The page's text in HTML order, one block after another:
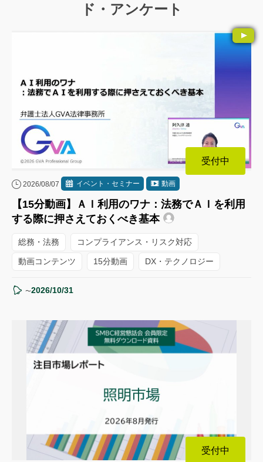
ド・アンケート
受付中
2026/08/07 イベント・セミナー 動画
【15分動画】ＡＩ利用のワナ：法務でＡＩを利用
する際に押さえておくべき基本
総務・法務 コンプライアンス・リスク対応
動画コンテンツ 15分動画 DX・テクノロジー
〜2026/10/31
受付中